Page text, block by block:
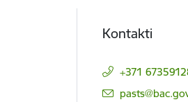
Kontakti
+371
E-pasts: